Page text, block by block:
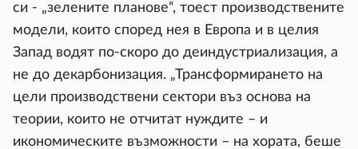
си - „зелените планове“, тоест производствените
модели, които според нея в Европа и в целия
Запад водят по-скоро до деиндустриализация, а
не до декарбонизация. „Трансформирането на
цели производствени сектори въз основа на
теории, които не отчитат нуждите – и
икономическите възможности – на хората, беше